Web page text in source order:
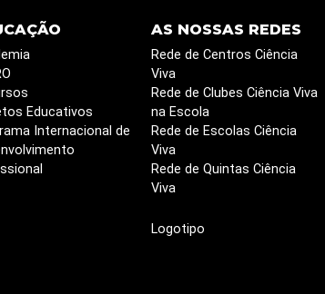
Educativos
Internacional de
AS NOSSAS REDES
Rede de Centros Ciência
Viva
Rede de Clubes Ciência Viva
na Escola
Rede de Escolas Ciência
Viva
Rede de Quintas Ciência
Viva
Logotipo